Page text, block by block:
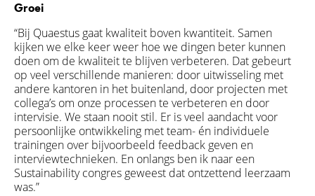
Groei
“Bij Quaestus gaat kwaliteit boven kwantiteit. Samen
kijken we elke keer weer hoe we dingen beter kunnen
doen om de kwaliteit te blijven verbeteren. Dat gebeurt
op veel verschillende manieren: door uitwisseling met
andere kantoren in het buitenland, door projecten met
collega’s om onze processen te verbeteren en door
intervisie. We staan nooit stil. Er is veel aandacht voor
persoonlijke ontwikkeling met team- én individuele
trainingen over bijvoorbeeld feedback geven en
interviewtechnieken. En onlangs ben ik naar een
Sustainability congres geweest dat ontzettend leerzaam
was.”